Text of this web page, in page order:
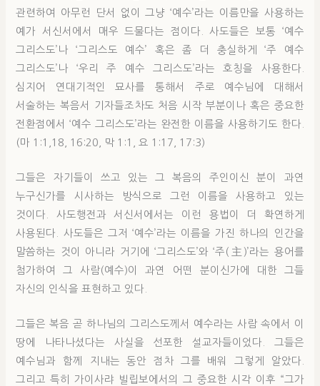
관련하여 아무런 단서 없이 그냥 ‘예수’라는 이름만을 사용하는
예가 서신서에서 매우 드물다는 점이다. 사도들은 보통 ‘예수
그리스도’나 ‘그리스도 예수’ 혹은 좀 더 충실하게 ‘주 예수
그리스도’나 ‘우리 주 예수 그리스도’라는 호칭을 사용한다.
심지어 연대기적인 묘사를 통해서 주로 예수님에 대해서
서술하는 복음서 기자들조차도 처음 시작 부분이나 혹은 중요한
전환점에서 ‘예수 그리스도’라는 완전한 이름을 사용하기도 한다.
(마 1:1,18, 16:20, 막 1:1, 요 1:17, 17:3)
그들은 자기들이 쓰고 있는 그 복음의 주인이신 분이 과연
누구신가를 시사하는 방식으로 그런 이름을 사용하고 있는
것이다. 사도행전과 서신서에서는 이런 용법이 더 확연하게
사용된다. 사도들은 그저 ‘예수’라는 이름을 가진 하나의 인간을
말씀하는 것이 아니라 거기에 ‘그리스도’와 ‘주(主)’라는 용어를
첨가하여 그 사람(예수)이 과연 어떤 분이신가에 대한 그들
자신의 인식을 표현하고 있다.
그들은 복음 곧 하나님의 그리스도께서 예수라는 사람 속에서 이
땅에 나타나셨다는 사실을 선포한 설교자들이었다. 그들은
예수님과 함께 지내는 동안 점차 그를 배워 그렇게 알았다.
그리고 특히 가이사랴 빌립보에서의 그 중요한 시각 이후 “그가